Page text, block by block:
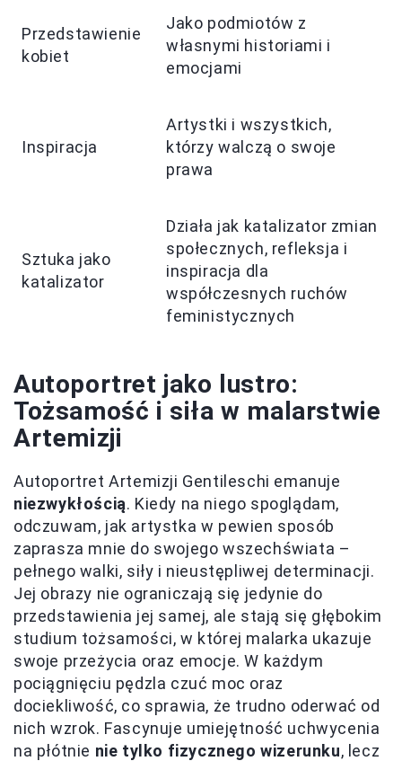
Przedstawienie
kobiet
Jako podmiotów z
własnymi historiami i
emocjami
Inspiracja
Artystki i wszystkich,
którzy walczą o swoje
prawa
Sztuka jako
katalizator
Działa jak katalizator zmian
społecznych, refleksja i
inspiracja dla
współczesnych ruchów
feministycznych
Autoportret jako lustro:
Tożsamość i siła w malarstwie
Artemizji
Autoportret Artemizji Gentileschi emanuje
niezwykłością. Kiedy na niego spoglądam,
odczuwam, jak artystka w pewien sposób
zaprasza mnie do swojego wszechświata –
pełnego walki, siły i nieustępliwej determinacji.
Jej obrazy nie ograniczają się jedynie do
przedstawienia jej samej, ale stają się głębokim
studium tożsamości, w której malarka ukazuje
swoje przeżycia oraz emocje. W każdym
pociągnięciu pędzla czuć moc oraz
dociekliwość, co sprawia, że trudno oderwać od
nich wzrok. Fascynuje umiejętność uchwycenia
na płótnie nie tylko fizycznego wizerunku, lecz